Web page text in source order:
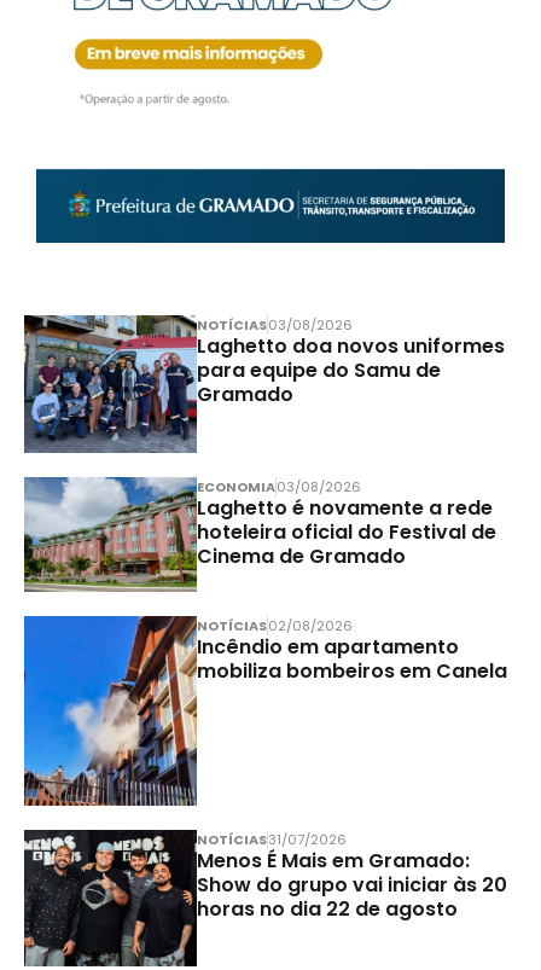
NOTÍCIAS03/08/2026
Laghetto doa novos uniformes
para equipe do Samu de
Gramado
ECONOMIA03/08/2026
Laghetto é novamente a rede
hoteleira oficial do Festival de
Cinema de Gramado
NOTÍCIAS02/08/2026
Incêndio em apartamento
mobiliza bombeiros em Canela
NOTÍCIAS31/07/2026
Menos É Mais em Gramado:
Show do grupo vai iniciar às 20
horas no dia 22 de agosto